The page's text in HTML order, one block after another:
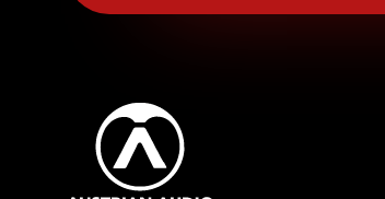
Content
Austrian Audio